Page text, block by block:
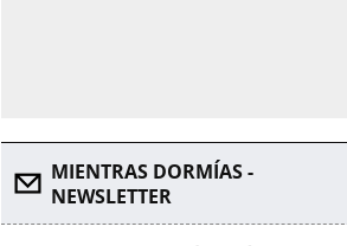
MIENTRAS DORMÍAS -
NEWSLETTER